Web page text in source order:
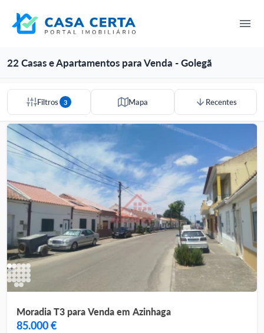
22 Casas e Apartamentos para Venda - Golegã
Filtros 3 Mapa Recentes
Moradia T3 para Venda em Azinhaga
85.000 €